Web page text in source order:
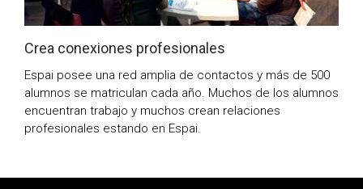
Crea conexiones profesionales
Espai posee una red amplia de contactos y más de 500
alumnos se matriculan cada año. Muchos de los alumnos
encuentran trabajo y muchos crean relaciones
profesionales estando en Espai.